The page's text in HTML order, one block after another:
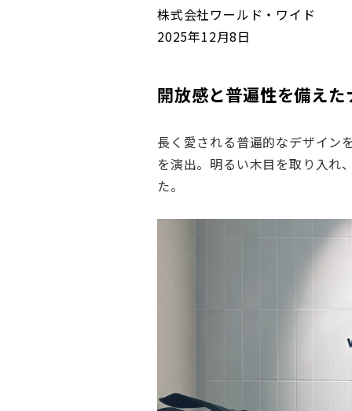
株式会社ワールド・ワイド
2025年12月8日
開放感と普遍性を備え
長く愛される普遍的なデザイン
を演出。明るい木目を取り入れ
た。